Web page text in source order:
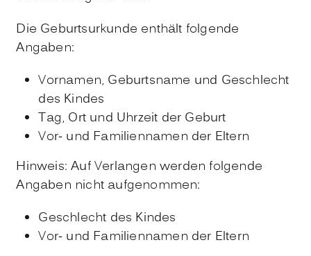
Die Geburtsurkunde enthält folgende
Angaben:
Vornamen, Geburtsname und Geschlecht
des Kindes
Tag, Ort und Uhrzeit der Geburt
Vor- und Familiennamen der Eltern
Hinweis: Auf Verlangen werden folgende
Angaben nicht aufgenommen:
Geschlecht des Kindes
Vor- und Familiennamen der Eltern